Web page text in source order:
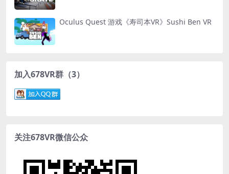
Oculus Quest 游戏《寿司本VR》Sushi Ben VR
加入678VR群（3）
关注678VR微信公众